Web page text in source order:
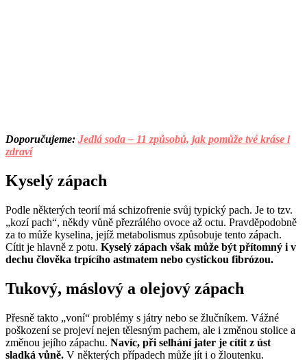
Doporučujeme: Jedlá soda – 11 způsobů, jak pomůže tvé kráse i
zdraví
Kyselý zápach
Podle některých teorií má schizofrenie svůj typický pach. Je to tzv.
„kozí pach“, někdy vůně přezrálého ovoce až octu. Pravděpodobně
za to může kyselina, jejíž metabolismus způsobuje tento zápach.
Cítit je hlavně z potu. Kyselý zápach však může být přítomný i v
dechu člověka trpícího astmatem nebo cystickou fibrózou.
Tukový, máslový a olejový zápach
Přesně takto „voní“ problémy s játry nebo se žlučníkem. Vážné
poškození se projeví nejen tělesným pachem, ale i změnou stolice a
změnou jejího zápachu. Navíc, při selhání jater je cítit z úst
sladká vůně. V některých případech může jít i o žloutenku.